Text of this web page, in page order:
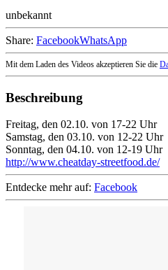
unbekannt
Share: FacebookWhatsApp
Mit dem Laden des Videos akzeptieren Sie die
Beschreibung
Freitag, den 02.10. von 17-22 Uhr
Samstag, den 03.10. von 12-22 Uhr
Sonntag, den 04.10. von 12-19 Uhr
http://www.cheatday-streetfood.de/
Entdecke mehr auf: Facebook